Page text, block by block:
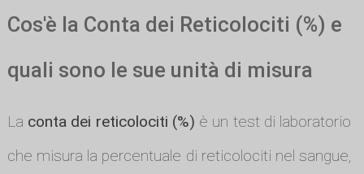
Cos'è la Conta dei Reticolociti (%) e
quali sono le sue unità di misura
La conta dei reticolociti (%) è un test di laboratorio
che misura la percentuale di reticolociti nel sangue,